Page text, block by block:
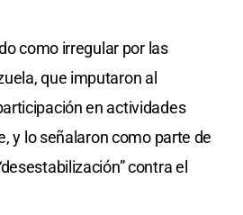
como irregular por las
que imputaron al
en actividades
y lo señalaron como parte de
contra el